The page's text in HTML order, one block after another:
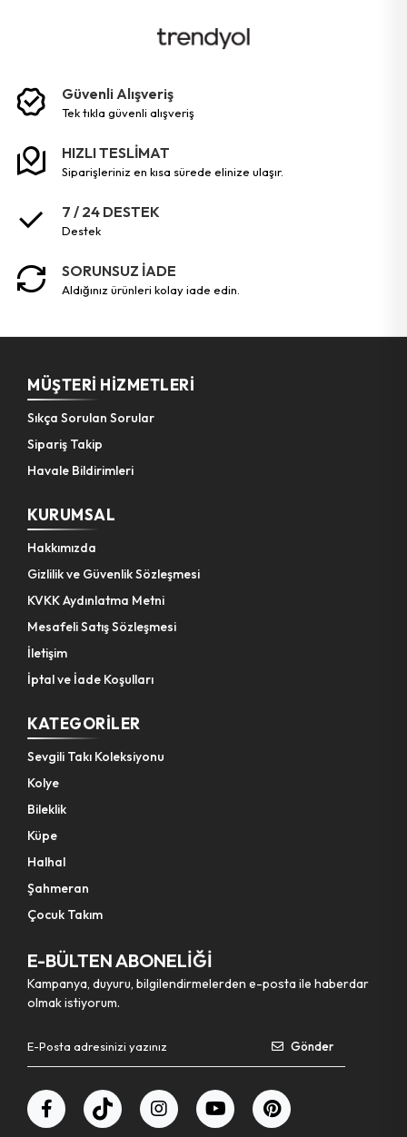
Güvenli Alışveriş
tek tikla güvenli̇ alişveri̇ş
HIZLI TESLİMAT
siparişleriniz en kısa sürede elinize ulaşır.
7 / 24 DESTEK
destek
SORUNSUZ İADE
aldığınız ürünleri kolay iade edin.
MÜŞTERI HIZMETLERI
Sıkça Sorulan Sorular
Sipariş Takip
Havale Bildirimleri
KURUMSAL
Hakkımızda
Gizlilik ve Güvenlik Sözleşmesi
KVKK Aydınlatma Metni
Mesafeli Satış Sözleşmesi
İletişim
İptal ve İade Koşulları
KATEGORILER
Sevgili Takı Koleksiyonu
Kolye
Bileklik
Küpe
Halhal
Şahmeran
Çocuk Takım
E-BÜLTEN ABONELİĞİ
Kampanya, duyuru, bilgilendirmelerden e-posta ile haberdar
olmak istiyorum.
Gönder